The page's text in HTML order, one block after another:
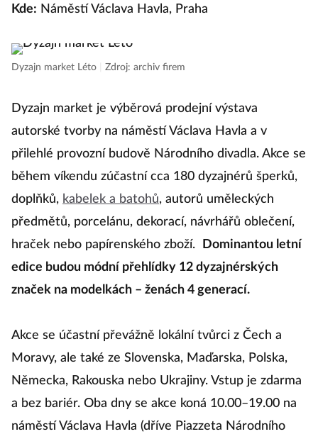
Kde: Náměstí Václava Havla, Praha
Dyzajn market Léto Zdroj: archiv firem
Dyzajn market je výběrová prodejní výstava
autorské tvorby na náměstí Václava Havla a v
přilehlé provozní budově Národního divadla. Akce se
během víkendu zúčastní cca 180 dyzajnérů šperků,
doplňků, kabelek a batohů, autorů uměleckých
předmětů, porcelánu, dekorací, návrhářů oblečení,
hraček nebo papírenského zboží.
Dominantou letní
edice budou módní přehlídky 12 dyzajnérských
značek na modelkách – ženách 4 generací.
Akce se účastní převážně lokální tvůrci z Čech a
Moravy, ale také ze Slovenska, Maďarska, Polska,
Německa, Rakouska nebo Ukrajiny. Vstup je zdarma
a bez bariér. Oba dny se akce koná 10.00–19.00 na
náměstí Václava Havla (dříve Piazzeta Národního